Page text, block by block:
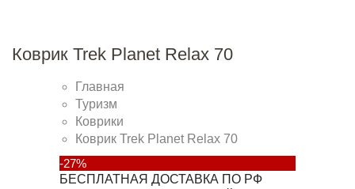
Коврик Trek Planet Relax 70
Главная
Туризм
Коврики
Коврик Trek Planet Relax 70
-27%
БЕСПЛАТНАЯ ДОСТАВКА ПО РФ